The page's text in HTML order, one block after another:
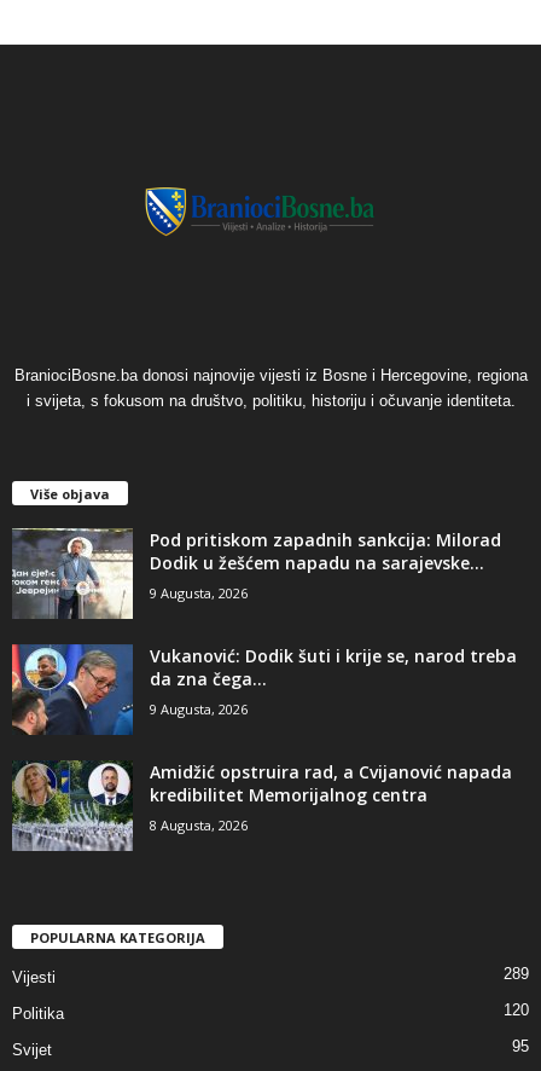
BraniociBosne.ba donosi najnovije vijesti iz Bosne i Hercegovine, regiona
i svijeta, s fokusom na društvo, politiku, historiju i očuvanje identiteta.
Više objava
​Pod pritiskom zapadnih sankcija: Milorad
Dodik u žešćem napadu na sarajevske...
9 Augusta, 2026
​Vukanović: Dodik šuti i krije se, narod treba
da zna čega...
9 Augusta, 2026
Amidžić opstruira rad, a Cvijanović napada
kredibilitet Memorijalnog centra
8 Augusta, 2026
POPULARNA KATEGORIJA
Vijesti 289
Politika 120
Svijet 95